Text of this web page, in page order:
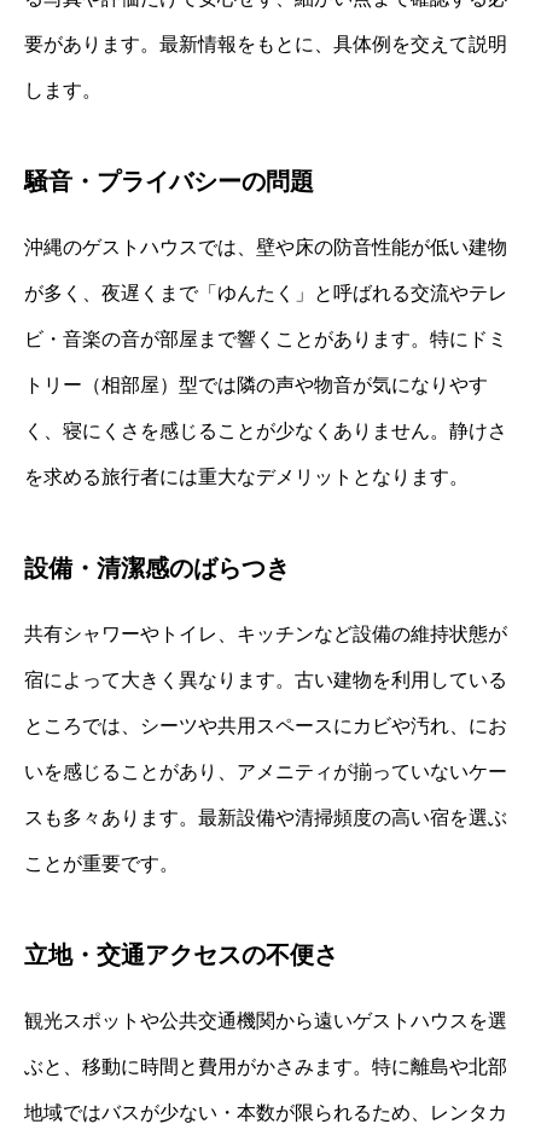
要があります。最新情報をもとに、具体例を交えて説明
します。
騒音・プライバシーの問題
沖縄のゲストハウスでは、壁や床の防音性能が低い建物
が多く、夜遅くまで「ゆんたく」と呼ばれる交流やテレ
ビ・音楽の音が部屋まで響くことがあります。特にドミ
トリー（相部屋）型では隣の声や物音が気になりやす
く、寝にくさを感じることが少なくありません。静けさ
を求める旅行者には重大なデメリットとなります。
設備・清潔感のばらつき
共有シャワーやトイレ、キッチンなど設備の維持状態が
宿によって大きく異なります。古い建物を利用している
ところでは、シーツや共用スペースにカビや汚れ、にお
いを感じることがあり、アメニティが揃っていないケー
スも多々あります。最新設備や清掃頻度の高い宿を選ぶ
ことが重要です。
立地・交通アクセスの不便さ
観光スポットや公共交通機関から遠いゲストハウスを選
ぶと、移動に時間と費用がかさみます。特に離島や北部
地域ではバスが少ない・本数が限られるため、レンタカ